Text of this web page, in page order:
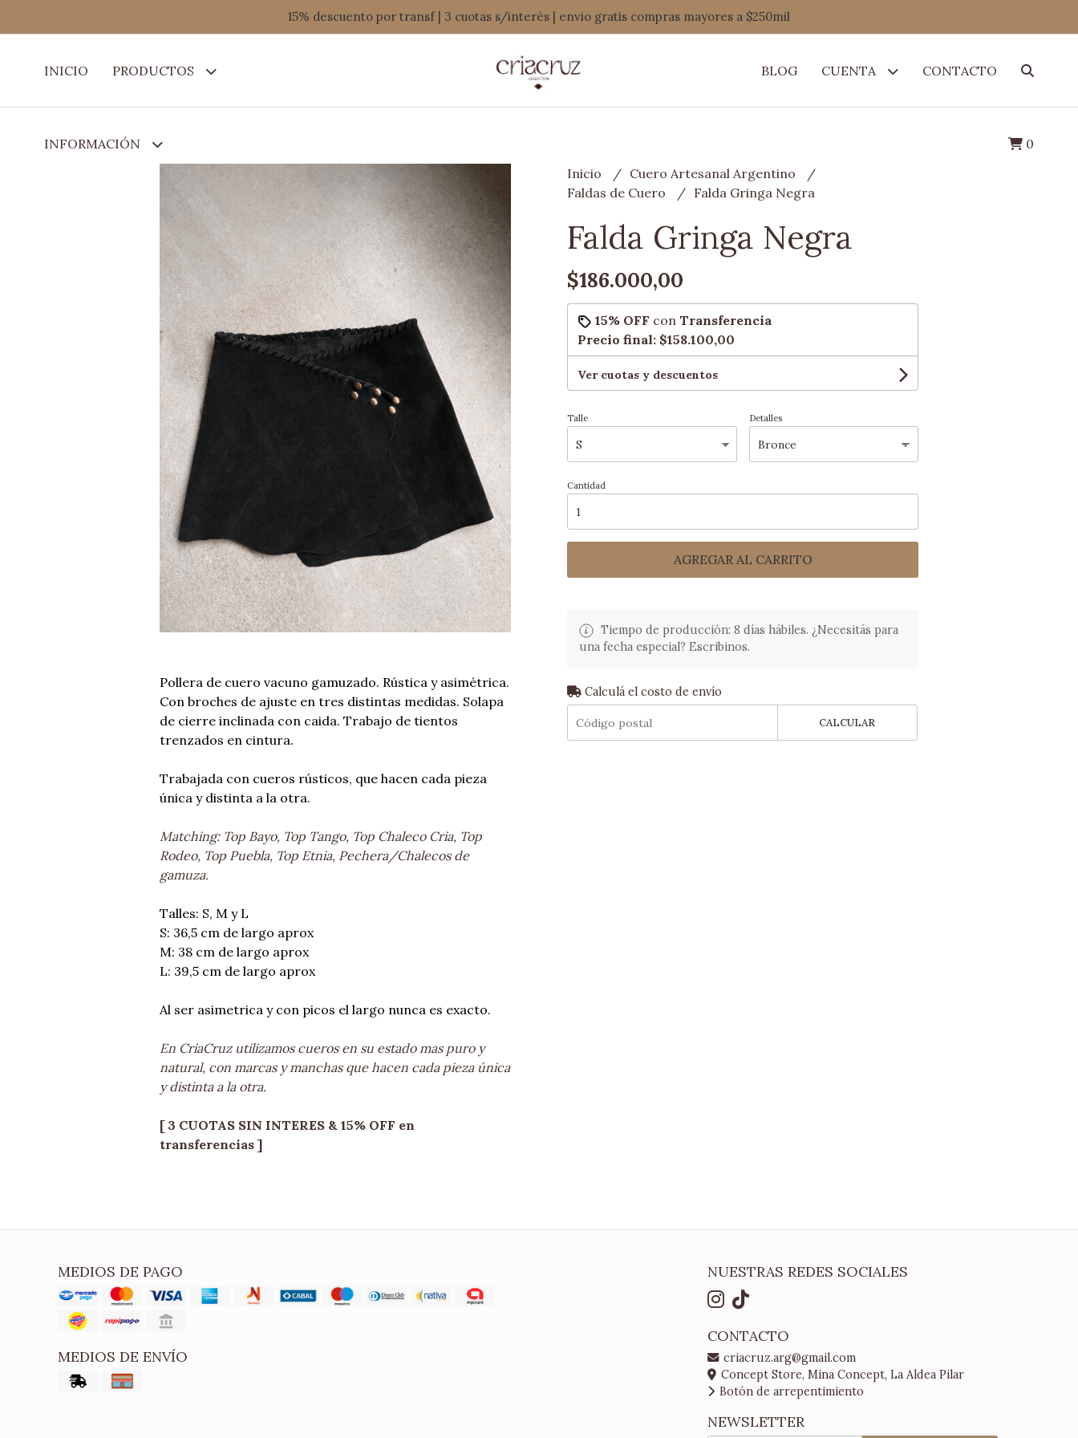
15% descuento por transf | 3 cuotas s/interés | envio gratis compras mayores a $250mil
INICIO PRODUCTOS
INFORMACIÓN
BLOG CUENTA CONTACTO
0
Pollera de cuero vacuno gamuzado. Rústica y asimétrica.
Con broches de ajuste en tres distintas medidas. Solapa
de cierre inclinada con caida. Trabajo de tientos
trenzados en cintura.
Trabajada con cueros rústicos, que hacen cada pieza
única y distinta a la otra.
Matching: Top Bayo, Top Tango, Top Chaleco Cria, Top
Rodeo, Top Puebla, Top Etnia, Pechera/Chalecos de
gamuza.
Talles: S, M y L
S: 36,5 cm de largo aprox
M: 38 cm de largo aprox
L: 39,5 cm de largo aprox
Al ser asimetrica y con picos el largo nunca es exacto.
En CriaCruz utilizamos cueros en su estado mas puro y
natural, con marcas y manchas que hacen cada pieza única
y distinta a la otra.
[ 3 CUOTAS SIN INTERES & 15% OFF en
transferencias ]
Inicio
Cuero Artesanal Argentino
Faldas de Cuero
Falda Gringa Negra
Falda Gringa Negra
$186.000,00
15% OFF con Transferencia
Precio final: $158.100,00
Ver cuotas y descuentos
Talle Detalles
Cantidad
AGREGAR AL CARRITO
Tiempo de producción: 8 días hábiles. ¿Necesitás para
una fecha especial? Escribinos.
Calculá el costo de envío
CALCULAR
MEDIOS DE PAGO
MEDIOS DE ENVÍO
NUESTRAS REDES SOCIALES
CONTACTO
criacruz.arg@gmail.com
Concept Store, Mina Concept, La Aldea Pilar
Botón de arrepentimiento
NEWSLETTER